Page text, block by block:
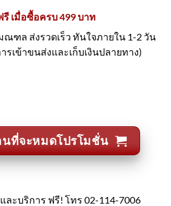
รี เมื่อซื้อครบ 499 บาท
ณฑล ส่งรวดเร็ว ทันใจภายใน 1-2 วัน
รเข้าขนส่งและเก็บเงินปลายทาง)
นที่จะหมดโปรโมชั่น
ะบริการ ฟรี! โทร 02-114-7006